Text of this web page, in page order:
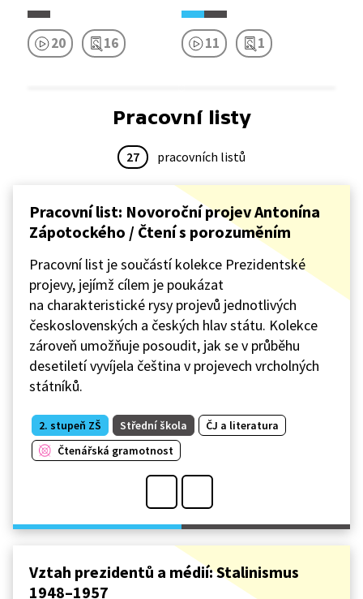
20 16 11 1
Pracovní listy
27 pracovních listů
Pracovní list: Novoroční projev Antonína
Zápotockého / Čtení s porozuměním
Pracovní list je součástí kolekce Prezidentské
projevy, jejímž cílem je poukázat
na charakteristické rysy projevů jednotlivých
československých a českých hlav státu. Kolekce
zároveň umožňuje posoudit, jak se v průběhu
desetiletí vyvíjela čeština v projevech vrcholných
státníků.
2. stupeň ZŠ Střední škola
ČJ a literatura
Čtenářská gramotnost
Vztah prezidentů a médií: Stalinismus
1948–1957